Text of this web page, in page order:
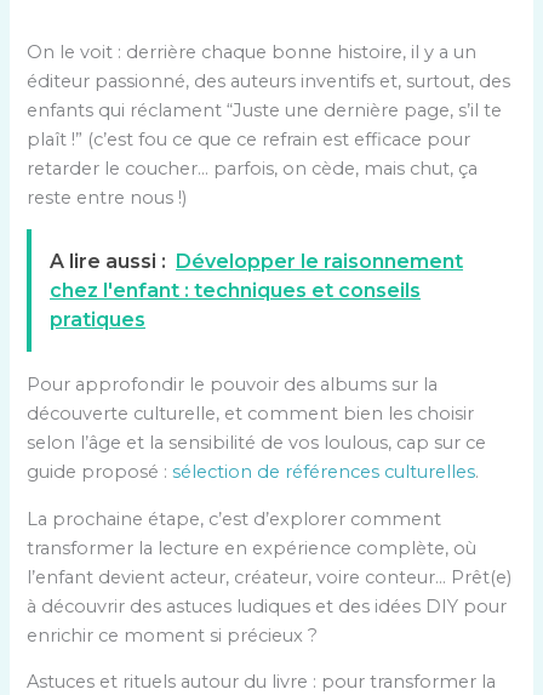
On le voit : derrière chaque bonne histoire, il y a un
éditeur passionné, des auteurs inventifs et, surtout, des
enfants qui réclament “Juste une dernière page, s’il te
plaît !” (c’est fou ce que ce refrain est efficace pour
retarder le coucher… parfois, on cède, mais chut, ça
reste entre nous !)
A lire aussi : Développer le raisonnement
chez l'enfant : techniques et conseils
pratiques
Pour approfondir le pouvoir des albums sur la
découverte culturelle, et comment bien les choisir
selon l’âge et la sensibilité de vos loulous, cap sur ce
guide proposé :sélection de références culturelles.
La prochaine étape, c’est d’explorer comment
transformer la lecture en expérience complète, où
l’enfant devient acteur, créateur, voire conteur… Prêt(e)
à découvrir des astuces ludiques et des idées DIY pour
enrichir ce moment si précieux ?
Astuces et rituels autour du livre : pour transformer la